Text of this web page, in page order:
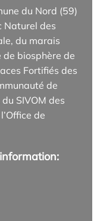
du Nord (59)
Naturel des
du marais
de biosphère de
Fortifiés des
de
SIVOM des
de